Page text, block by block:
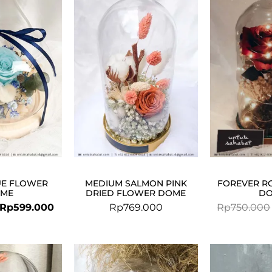
FLOWER
price
Rp619.000.
Rp599.000
MEDIUM SALMON PINK
DRIED FLOWER DOME
Rp769.000
FOREVER
Rp750.000
Current
Original
price
Current
price